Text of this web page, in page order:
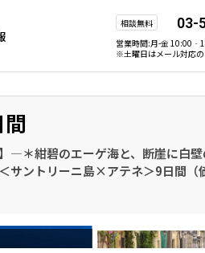
相談無料 03-
営業時間:月-金
※土曜日はメール対応
―＊紺碧のエーゲ海と、断崖に白壁
サントリーニ島×アテネ＞9日間（